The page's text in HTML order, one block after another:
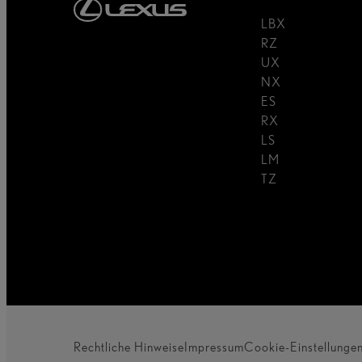
LBX
RZ
UX
NX
ES
RX
LS
LM
TZ
Rechtliche Hinweise ImpressumCookie-